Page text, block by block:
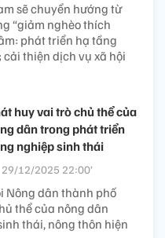
sẽ chuyển hướng từ
“giảm nghèo thích
phát triển hạ tầng
thiện dịch vụ xã hội
huy vai trò chủ thể của
dân trong phát triển
nghiệp sinh thái
29/12/2025 22:00’
Nông dân thành phố
thể của nông dân
thái, nông thôn hiện